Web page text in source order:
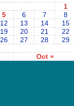
Oct »
1
5 6 7
8
12 13 14
15
19 20 21
22
26 27 28
29